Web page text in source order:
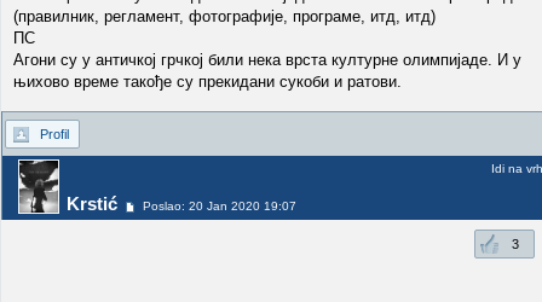
(правилник, регламент, фотографије, програме, итд, итд)
ПС
Агони су у античкој грчкој били нека врста културне олимпијаде. И у
њихово време такође су прекидани сукоби и ратови.
Profil
Krstić Poslao: 20 Jan 2020 19:07
Idi na vrh
3